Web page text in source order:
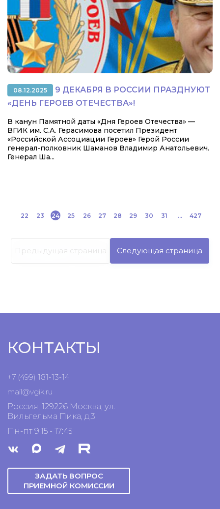
08.12.2025
9 ДЕКАБРЯ В РОССИИ ПРАЗДНУЮТ
«ДЕНЬ ГЕРОЕВ ОТЕЧЕСТВА»!
В канун Памятной даты «Дня Героев Отечества» —
ВГИК им. С.А. Герасимова посетил Президент
«Российской Ассоциации Героев» Герой России
генерал-полковник Шаманов Владимир Анатольевич.
Генерал Ша...
22 23 24 25 26 27 28 29 30 31 ... 427
Предыдущая страница Следующая страница
КОНТАКТЫ
+7 (499) 181-13-14
mail@vgik.ru
Россия, 129226 Москва, ул.
Вильгельма Пика, д.3
Пн-пт 9:15 - 17:45
ЗАДАТЬ ВОПРОС
ПРИЕМНОЙ КОМИССИИ